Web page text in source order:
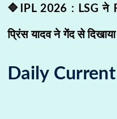
🔷IPL 2026 : LSG ने
प्रिंस यादव ने गेंद से
Daily